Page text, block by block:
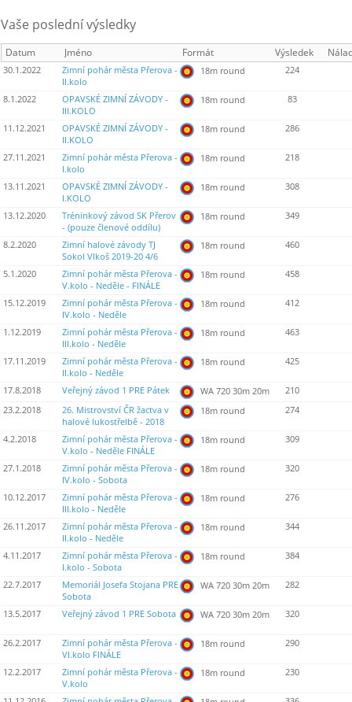
Vaše poslední výsledky
Datum Jméno Formát Výsledek
30.1.2022
Zimní pohár města Přerova -
II.kolo
18m round 224
8.1.2022
OPAVSKÉ ZIMNÍ ZÁVODY -
III.KOLO
18m round 83
11.12.2021
OPAVSKÉ ZIMNÍ ZÁVODY -
II.KOLO
18m round 286
27.11.2021
Zimní pohár města Přerova -
I.kolo
18m round 218
13.11.2021
OPAVSKÉ ZIMNÍ ZÁVODY -
I.KOLO
18m round 308
13.12.2020
Tréninkový závod SK Přerov
- (pouze členové oddílu)
18m round 349
8.2.2020
Zimní halové závody TJ
Sokol Vlkoš 2019-20 4/6
18m round 460
5.1.2020
Zimní pohár města Přerova -
V.kolo - Neděle - FINÁLE
18m round 458
15.12.2019
Zimní pohár města Přerova -
IV.kolo - Neděle
18m round 412
1.12.2019
Zimní pohár města Přerova -
III.kolo - Neděle
18m round 463
17.11.2019
Zimní pohár města Přerova -
II.kolo - Neděle
18m round 425
17.8.2018 Veřejný závod 1 PRE Pátek WA 720 30m 20m
210
23.2.2018
26. Mistrovství ČR žactva v
halové lukostřelbě - 2018
18m round 274
4.2.2018
Zimní pohár města Přerova -
V.kolo - Neděle FINÁLE
18m round 309
27.1.2018
Zimní pohár města Přerova -
IV.kolo - Sobota
18m round 320
10.12.2017
Zimní pohár města Přerova -
III.kolo - Neděle
18m round 276
26.11.2017
Zimní pohár města Přerova -
II.kolo - Neděle
18m round 344
4.11.2017
Zimní pohár města Přerova -
I.kolo - Sobota
18m round 384
22.7.2017
Memoriál Josefa Stojana PRE
Sobota
WA 720 30m 20m 282
13.5.2017 Veřejný závod 1 PRE Sobota WA 720 30m 20m 320
26.2.2017
Zimní pohár města Přerova -
VI.kolo FINÁLE
18m round 290
12.2.2017
Zimní pohár města Přerova -
V.kolo
18m round 230